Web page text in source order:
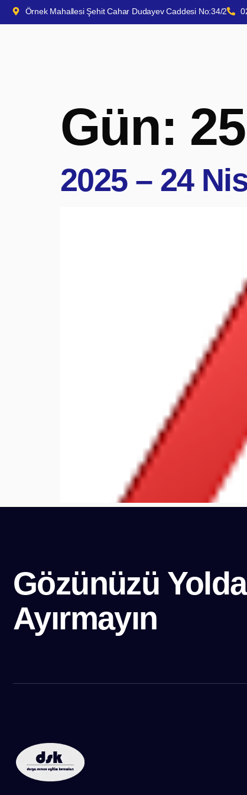
Örnek Mahallesi Şehit Cahar Dudayev Caddesi No:34/2
Gün:
2025 – 24
Gözünüzü
Ayırmayın